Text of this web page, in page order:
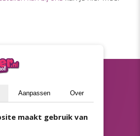
hoogte
Versturen
Aanpassen Over
maakt gebruik van